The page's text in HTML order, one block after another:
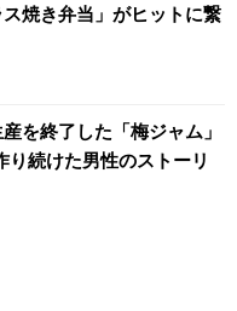
焼き弁当」がヒットに繋
を終了した「梅ジャム」
り続けた男性のストーリ